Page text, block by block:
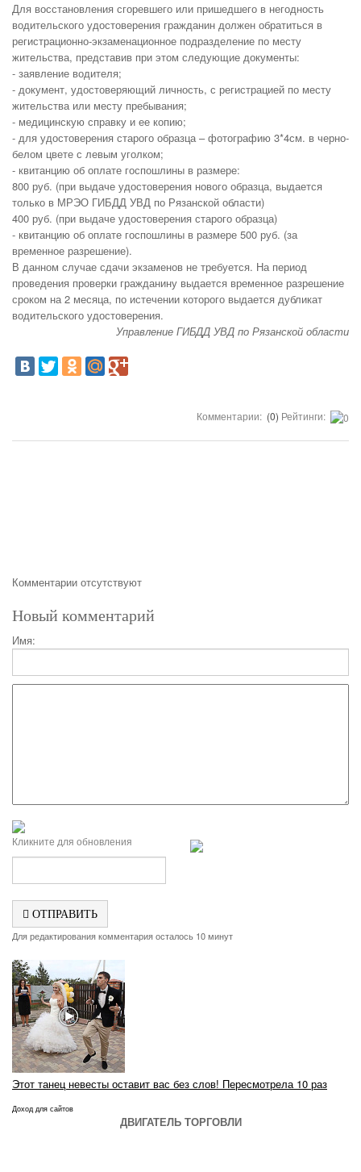
Для восстановления сгоревшего или пришедшего в негодность
водительского удостоверения гражданин должен обратиться в
регистрационно-экзаменационное подразделение по месту
жительства, представив при этом следующие документы:
- заявление водителя;
- документ, удостоверяющий личность, с регистрацией по месту
жительства или месту пребывания;
- медицинскую справку и ее копию;
- для удостоверения старого образца – фотографию 3*4см. в черно-
белом цвете с левым уголком;
- квитанцию об оплате госпошлины в размере:
800 руб. (при выдаче удостоверения нового образца, выдается
только в МРЭО ГИБДД УВД по Рязанской области)
400 руб. (при выдаче удостоверения старого образца)
- квитанцию об оплате госпошлины в размере 500 руб. (за
временное разрешение).
В данном случае сдачи экзаменов не требуется. На период
проведения проверки гражданину выдается временное разрешение
сроком на 2 месяца, по истечении которого выдается дубликат
водительского удостоверения.
Управление ГИБДД УВД по Рязанской области
Комментарии: (0) Рейтинги:
Комментарии отсутствуют
Новый комментарий
Имя:
Кликните для обновления
ОТПРАВИТЬ
Для редактирования комментария осталось 10 минут
Этот танец невесты оставит вас без слов! Пересмотрела 10 раз
Доход для сайтов
ДВИГАТЕЛЬ ТОРГОВЛИ